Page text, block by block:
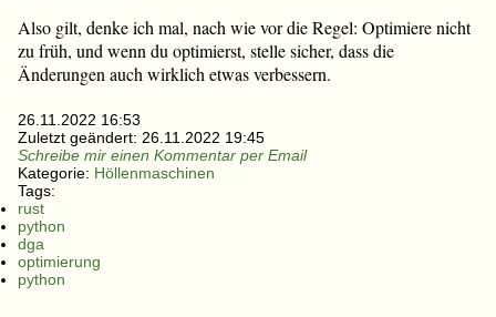
Also gilt, denke ich mal, nach wie vor die Regel: Optimiere nicht
zu früh, und wenn du optimierst, stelle sicher, dass die
Änderungen auch wirklich etwas verbessern.
26.11.2022 16:53
Zuletzt geändert: 26.11.2022 19:45
Schreibe mir einen Kommentar per Email
Kategorie: Höllenmaschinen
Tags:
rust
python
dga
optimierung
python